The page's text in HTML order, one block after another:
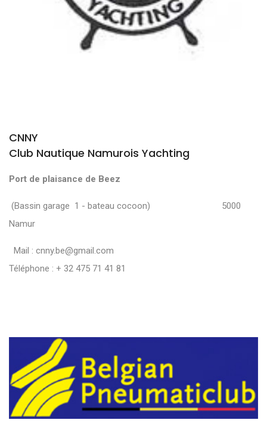
CNNY
Club Nautique Namurois Yachting
Port de plaisance de Beez
(Bassin garage 1 - bateau cocoon) 5000
Namur
Mail : cnny.be@gmail.com
Téléphone : + 32 475 71 41 81